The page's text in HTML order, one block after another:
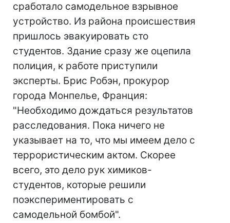
сработало самодельное взрывное
устройство. Из района происшествия
пришлось эвакуировать сто
студентов. Здание сразу же оцепила
полиция, к работе приступили
эксперты. Брис Робэн, прокурор
города Монпелье, Франция:
"Необходимо дождаться результатов
расследования. Пока ничего не
указывает на то, что мы имеем дело с
террористическим актом. Скорее
всего, это дело рук химиков-
студентов, которые решили
поэкспериментировать с
самодельной бомбой".